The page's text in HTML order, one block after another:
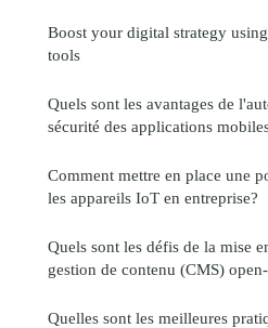
Boost your digital strategy
tools
Quels sont les avantages de
sécurité des applications
Comment mettre en place une
les appareils IoT en entreprise?
Quels sont les défis de la mise
gestion de contenu (CMS)
Quelles sont les meilleures